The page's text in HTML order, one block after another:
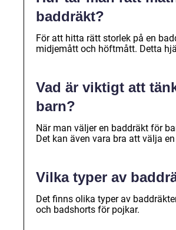
baddräkt?
För att hitta rätt storlek på en
midjemått och höftmått. Detta
Vad är viktigt att
barn?
När man väljer en baddräkt för
Det kan även vara bra att välja
Vilka typer av
Det finns olika typer av
och badshorts för pojkar.